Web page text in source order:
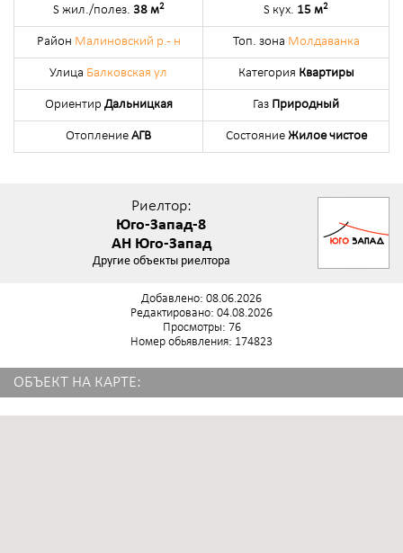
S жил./полез. 38 м2 S кух. 15 м2
Район Малиновский р.- н Топ. зона Молдаванка
Улица Балковская ул Категория Квартиры
Ориентир Дальницкая Газ Природный
Отопление АГВ Состояние Жилое чистое
Риелтор:
Юго-Запад-8
АН Юго-Запад
Другие объекты риелтора
Добавлено: 08.06.2026
Редактировано: 04.08.2026
Просмотры: 76
Номер обьявления: 174823
ОБЪЕКТ НА КАРТЕ: